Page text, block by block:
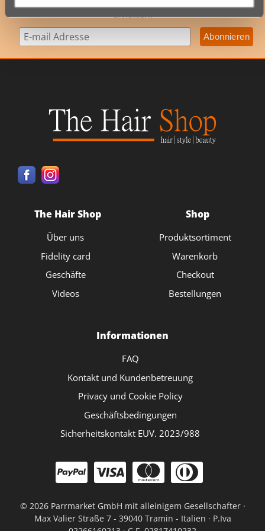
erhalten!
The Hair Shop
Über uns
Fidelity card
Geschäfte
Videos
Shop
Produktsortiment
Warenkorb
Checkout
Bestellungen
Informationen
FAQ
Kontakt und Kundenbetreuung
Privacy und Cookie Policy
Geschäftsbedingungen
Sicherheitskontakt EUV. 2023/988
© 2026 Parrmarket GmbH mit alleinigem Gesellschafter ·
Max Valier Straße 7 - 39040 Tramin - Italien · P.Iva